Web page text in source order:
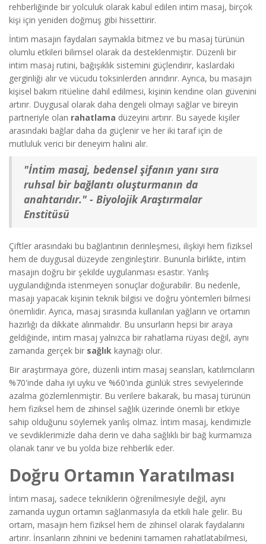
rehberliğinde bir yolculuk olarak kabul edilen intim masaj, birçok
kişi için yeniden doğmuş gibi hissettirir.
İntim masajın faydaları saymakla bitmez ve bu masaj türünün
olumlu etkileri bilimsel olarak da desteklenmiştir. Düzenli bir
intim masaj rutini, bağışıklık sistemini güçlendirir, kaslardaki
gerginliği alır ve vücudu toksinlerden arındırır. Ayrıca, bu masajın
kişisel bakım ritüeline dahil edilmesi, kişinin kendine olan güvenini
artırır. Duygusal olarak daha dengeli olmayı sağlar ve bireyin
partneriyle olan rahatlama düzeyini artırır. Bu sayede kişiler
arasındaki bağlar daha da güçlenir ve her iki taraf için de
mutluluk verici bir deneyim halini alır.
"İntim masaj, bedensel şifanın yanı sıra
ruhsal bir bağlantı oluşturmanın da
anahtarıdır." - Biyolojik Araştırmalar
Enstitüsü
Çiftler arasındaki bu bağlantının derinleşmesi, ilişkiyi hem fiziksel
hem de duygusal düzeyde zenginleştirir. Bununla birlikte, intim
masajın doğru bir şekilde uygulanması esastır. Yanlış
uygulandığında istenmeyen sonuçlar doğurabilir. Bu nedenle,
masajı yapacak kişinin teknik bilgisi ve doğru yöntemleri bilmesi
önemlidir. Ayrıca, masaj sırasında kullanılan yağların ve ortamın
hazırlığı da dikkate alınmalıdır. Bu unsurların hepsi bir araya
geldiğinde, intim masaj yalnızca bir rahatlama rüyası değil, aynı
zamanda gerçek bir sağlık kaynağı olur.
Bir araştırmaya göre, düzenli intim masaj seansları, katılımcıların
%70'inde daha iyi uyku ve %60'ında günlük stres seviyelerinde
azalma gözlemlenmiştir. Bu verilere bakarak, bu masaj türünün
hem fiziksel hem de zihinsel sağlık üzerinde önemli bir etkiye
sahip olduğunu söylemek yanlış olmaz. İntim masaj, kendimizle
ve sevdiklerimizle daha derin ve daha sağlıklı bir bağ kurmamıza
olanak tanır ve bu yolda bize rehberlik eder.
Doğru Ortamın Yaratılması
İntim masaj, sadece tekniklerin öğrenilmesiyle değil, aynı
zamanda uygun ortamın sağlanmasıyla da etkili hale gelir. Bu
ortam, masajın hem fiziksel hem de zihinsel olarak faydalarını
artırır. İnsanların zihnini ve bedenini tamamen rahatlatabilmesi,